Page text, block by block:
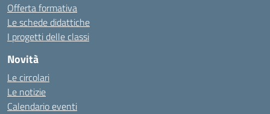
Offerta formativa
Le schede didattiche
I progetti delle classi
Novità
Le circolari
Le notizie
Calendario eventi